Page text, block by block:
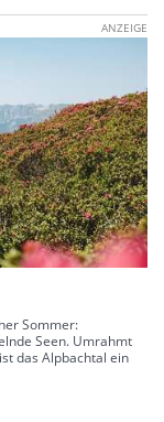
ANZEIGE
Sommer:
Seen. Umrahmt
das Alpbachtal ein